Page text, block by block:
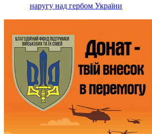
наругу над гербом України